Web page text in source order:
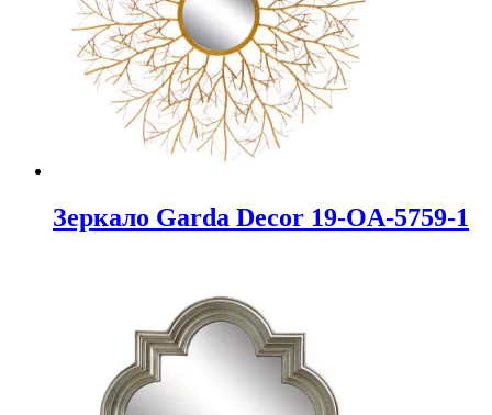
Зеркало Garda Decor 19-OA-5759-1